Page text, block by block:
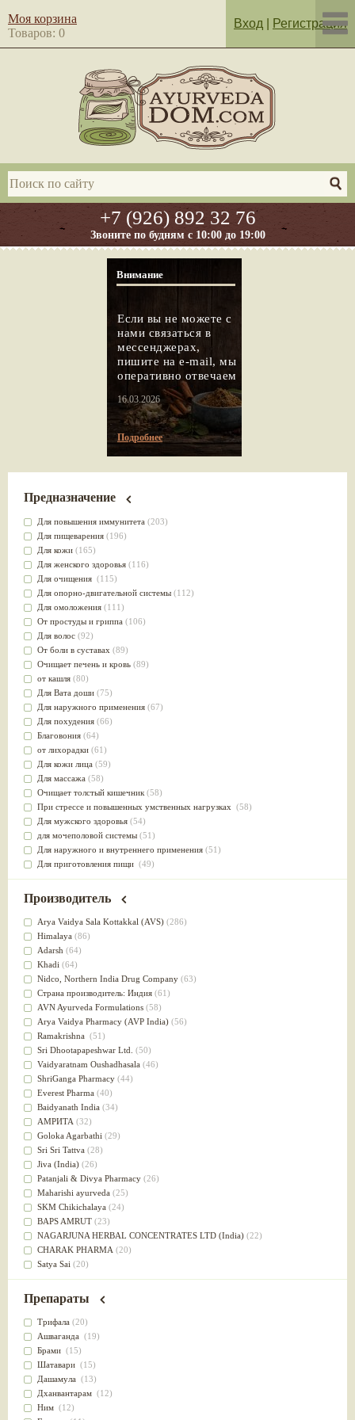
+7 (926) 892 32 76
Звоните по будням с 10:00 до 19:00
Моя корзина
Товаров: 0
Вход Регистрация
Внимание
Если вы не можете с
нами связаться в
мессенджерах,
пишите на e-mail, мы
оперативно отвечаем
16.03.2026
Подробнее
Предназначение
Для повышения иммунитета (203)
Для пищеварения (196)
Для кожи (165)
Для женского здоровья (116)
Для очищения (115)
Для опорно-двигательной системы (112)
Для омоложения (111)
От простуды и гриппа (106)
Для волос (92)
От боли в суставах (89)
Очищает печень и кровь (89)
от кашля (80)
Для Вата доши (75)
Для наружного применения (67)
Для похудения (66)
Благовония (64)
от лихорадки (61)
Для кожи лица (59)
Для массажа (58)
Очищает толстый кишечник (58)
При стрессе и повышенных умственных нагрузках (58)
Для мужского здоровья (54)
для мочеполовой системы (51)
Для наружного и внутреннего применения (51)
Для приготовления пищи (49)
от инфекций мочеполовой системы(49)
для суставов
Лечит опухоли и отеки(46)
Для медитации
выводит токсины
Для здоровья печени
Для тела(39)
для очищения крови(38)
При диабете(38)
Антиоксидант(37)
Для Капха(Кафа) доши
От паразитов(37)
При расстройстве желудка (36)
Успокоительное(36)
Для глаз(34)
от геморроя(34)
Противовоспалительное
Для Питта доши(32)
Для сердца(32)
Для сосудов головного мозга
Для полости рта(32)
Дефицит железа(31)
Для лица(31)
Употребление в пищу
Ароматерапия(29)
Жаропонижающее(29)
для памяти(28)
для почек(28)
Слабительное (28)
Афродизиак(27)
Напитки(27)
Для йоги (27)
Для потенции(26)
Для душа(25)
для концентрации внимания
при нарушении эрекции
Производитель
Arya Vaidya Sala Kottakkal (AVS) (286)
Himalaya (86)
Adarsh (64)
Khadi (64)
Nidсo, Northern India Drug Company (63)
Страна производитель: Индия (61)
AVN Ayurveda Formulations (58)
Arya Vaidya Pharmacy (AVP India) (56)
Ramakrishna (51)
Sri Dhootapapeshwar Ltd. (50)
Vaidyaratnam Oushadhasala (46)
ShriGanga Pharmacy (44)
Everest Pharma (40)
Baidyanath India (34)
АМРИТА (32)
Goloka Agarbathi (29)
Sri Sri Tattva (28)
Jiva (India) (26)
Patanjali & Divya Pharmacy (26)
Maharishi ayurveda (25)
SKM Chikichalaya (24)
BAPS AMRUT (23)
NAGARJUNA HERBAL CONCENTRATES LTD (India) (22)
CHARAK PHARMA (20)
Satya Sai (20)
Vyas(20)
Kerala Ayurveda
(19)
Organic India pvt ltd
Lalita(16)
Ashtang Herbals
Alarsin(14)
Vasu Health care
Baraka(13)
Dabur India Ltd
Препараты
Трифала (20)
Ашваганда (19)
Брами (15)
Шатавари (15)
Дашамула (13)
Дханвантарам (12)
Ним (12)